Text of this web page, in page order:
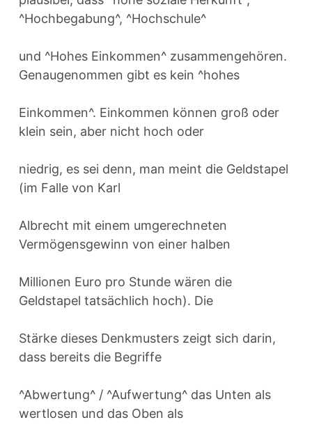
^Hochbegabung^, ^Hochschule^
und ^Hohes Einkommen^ zusammengehören.
Genaugenommen gibt es kein ^hohes
Einkommen^. Einkommen können groß oder
klein sein, aber nicht hoch oder
niedrig, es sei denn, man meint die Geldstapel
(im Falle von Karl
Albrecht mit einem umgerechneten
Vermögensgewinn von einer halben
Millionen Euro pro Stunde wären die
Geldstapel tatsächlich hoch). Die
Stärke dieses Denkmusters zeigt sich darin,
dass bereits die Begriffe
^Abwertung^ / ^Aufwertung^ das Unten als
wertlosen und das Oben als